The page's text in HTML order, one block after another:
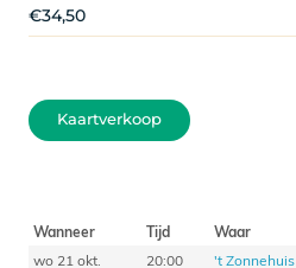
€34,50
Kaartverkoop
Wanneer Tijd
Waar
wo 21 okt.
20:00 't Zonnehuis